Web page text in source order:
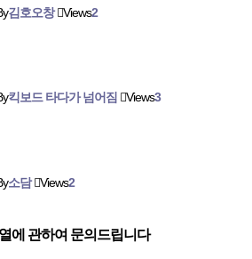
김호오창 Views2
킥보드 타다가 넘어짐 Views3
소담 Views2
에 관하여 문의드립니다